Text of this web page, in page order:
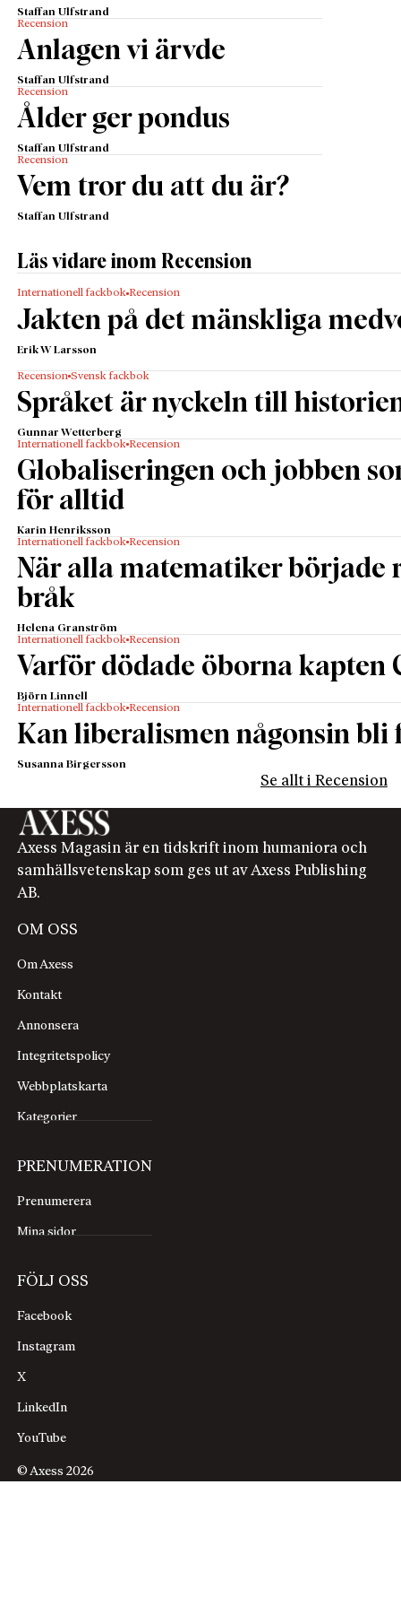
Staffan Ulfstrand
Recension
Anlagen vi ärvde
Staffan Ulfstrand
Recension
Ålder ger pondus
Staffan Ulfstrand
Recension
Vem tror du att du är?
Staffan Ulfstrand
Läs vidare inom Recension
Internationell fackbok Recension
Jakten på det mänskliga
Erik W Larsson
Recension Svensk fackbok
Språket är nyckeln till
Gunnar Wetterberg
Internationell fackbok Recension
Globaliseringen och jobben
för alltid
Karin Henriksson
Internationell fackbok Recension
När alla matematiker började
bråk
Helena Granström
Internationell fackbok Recension
Varför dödade öborna kapten
Björn Linnell
Internationell fackbok Recension
Kan liberalismen någonsin bli
Susanna Birgersson
Se allt i Recension
Axess Magasin är en tidskrift inom humaniora och
samhällsvetenskap som ges ut av Axess Publishing
AB.
OM OSS
Om Axess
Kontakt
Annonsera
Integritetspolicy
Webbplatskarta
Kategorier
PRENUMERATION
Prenumerera
Mina sidor
FÖLJ OSS
Facebook
Instagram
X
LinkedIn
YouTube
© Axess 2026